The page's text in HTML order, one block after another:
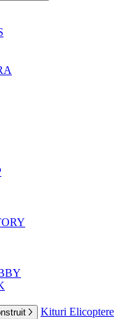
Kituri Elicoptere